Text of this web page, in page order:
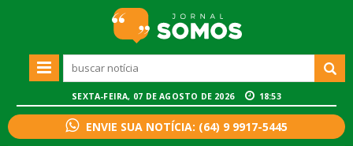
SEXTA-FEIRA, 07 DE AGOSTO DE 2026 18:53
ENVIE SUA NOTÍCIA: (64) 9 9917-5445